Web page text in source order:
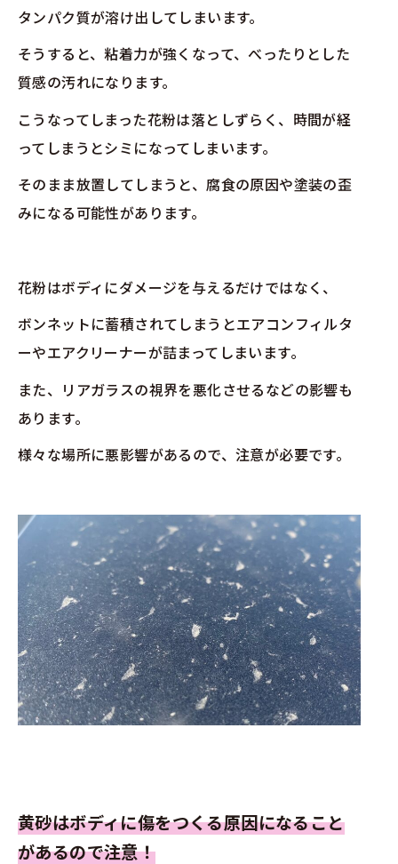
タンパク質が溶け出してしまいます。
そうすると、粘着力が強くなって、べったりとした
質感の汚れになります。
こうなってしまった花粉は落としずらく、時間が経
ってしまうとシミになってしまいます。
そのまま放置してしまうと、腐食の原因や塗装の歪
みになる可能性があります。
花粉はボディにダメージを与えるだけではなく、
ボンネットに蓄積されてしまうとエアコンフィルタ
ーやエアクリーナーが詰まってしまいます。
また、リアガラスの視界を悪化させるなどの影響も
あります。
様々な場所に悪影響があるので、注意が必要です。
黄砂はボディに傷をつくる原因になること
があるので注意！